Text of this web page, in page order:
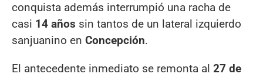
conquista además interrumpió una racha de
casi 14 años sin tantos de un lateral izquierdo
sanjuanino en Concepción.
El antecedente inmediato se remonta al 27 de